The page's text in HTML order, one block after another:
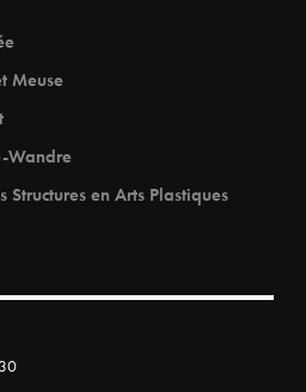
Meuse
Wandre
Structures en Arts Plastiques